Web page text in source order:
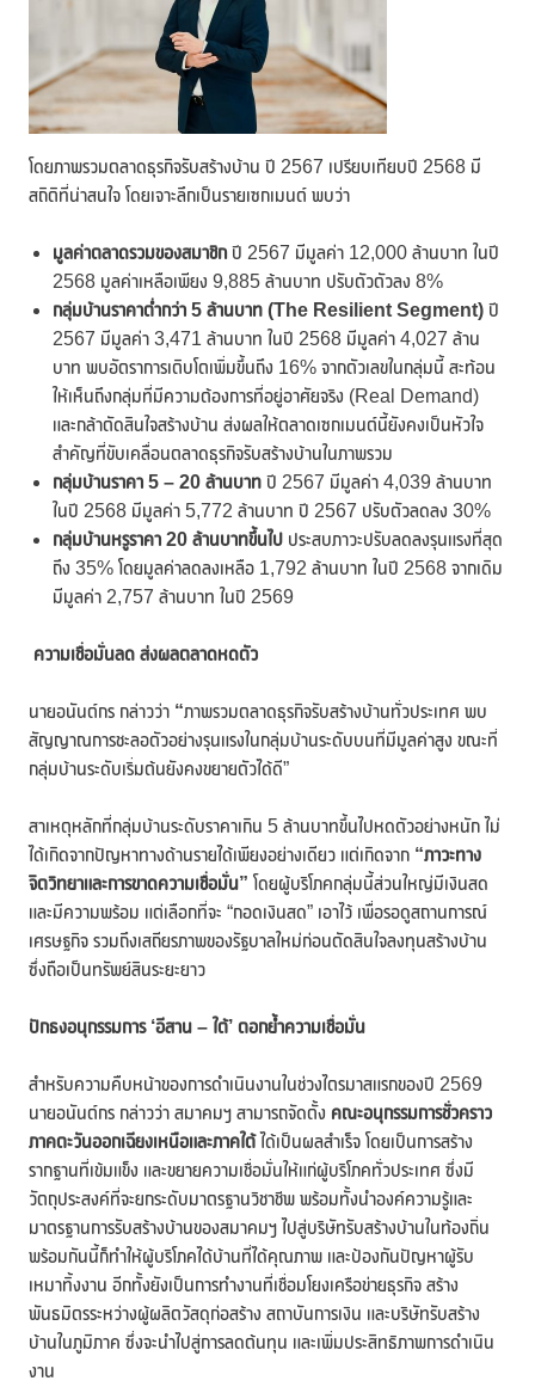
โดยภาพรวมตลาดธุรกิจรับสร้างบ้าน ปี 2567 เปรียบเทียบปี 2568 มี
สถิติที่น่าสนใจ โดยเจาะลึกเป็นรายเซกเมนต์ พบว่า
มูลค่าตลาดรวมของสมาชิกปี 2567 มีมูลค่า 12,000 ล้านบาท ในปี
2568 มูลค่าเหลือเพียง 9,885 ล้านบาท ปรับตัวตัวลง 8%
กลุ่มบ้านราคาต่ำกว่า 5 ล้านบาท (The Resilient Segment) ปี
2567 มีมูลค่า 3,471 ล้านบาท ในปี 2568 มีมูลค่า 4,027 ล้าน
บาท พบอัตราการเติบโตเพิ่มขึ้นถึง 16% จากตัวเลขในกลุ่มนี้ สะท้อน
ให้เห็นถึงกลุ่มที่มีความต้องการที่อยู่อาศัยจริง (Real Demand)
และกล้าตัดสินใจสร้างบ้าน ส่งผลให้ตลาดเซกเมนต์นี้ยังคงเป็นหัวใจ
สำคัญที่ขับเคลื่อนตลาดธุรกิจรับสร้างบ้านในภาพรวม
กลุ่มบ้านราคา 5 – 20 ล้านบาท ปี 2567 มีมูลค่า 4,039 ล้านบาท
ในปี 2568 มีมูลค่า 5,772 ล้านบาท ปี 2567 ปรับตัวลดลง 30%
กลุ่มบ้านหรูราคา 20 ล้านบาทขึ้นไป ประสบภาวะปรับลดลงรุนแรงที่สุด
ถึง 35% โดยมูลค่าลดลงเหลือ 1,792 ล้านบาท ในปี 2568 จากเดิม
มีมูลค่า 2,757 ล้านบาท ในปี 2569
ความเชื่อมั่นลด ส่งผลตลาดหดตัว
นายอนันต์กร กล่าวว่า “ภาพรวมตลาดธุรกิจรับสร้างบ้านทั่วประเทศ พบ
สัญญาณการชะลอตัวอย่างรุนแรงในกลุ่มบ้านระดับบนที่มีมูลค่าสูง ขณะที่
กลุ่มบ้านระดับเริ่มต้นยังคงขยายตัวได้ดี”
สาเหตุหลักที่กลุ่มบ้านระดับราคาเกิน 5 ล้านบาทขึ้นไปหดตัวอย่างหนัก ไม่
ได้เกิดจากปัญหาทางด้านรายได้เพียงอย่างเดียว แต่เกิดจาก “ภาวะทาง
จิตวิทยาและการขาดความเชื่อมั่น” โดยผู้บริโภคกลุ่มนี้ส่วนใหญ่มีเงินสด
และมีความพร้อม แต่เลือกที่จะ “กอดเงินสด” เอาไว้ เพื่อรอดูสถานการณ์
เศรษฐกิจ รวมถึงเสถียรภาพของรัฐบาลใหม่ก่อนตัดสินใจลงทุนสร้างบ้าน
ซึ่งถือเป็นทรัพย์สินระยะยาว
ปักธงอนุกรรมการ‘อีสาน – ใต้’ ตอกย้ำความเชื่อมั่น
สำหรับความคืบหน้าของการดำเนินงานในช่วงไตรมาสแรกของปี 2569
นายอนันต์กร กล่าวว่า สมาคมฯ สามารถจัดตั้ง คณะอนุกรรมการชั่วคราว
ภาคตะวันออกเฉียงเหนือและภาคใต้ได้เป็นผลสำเร็จ โดยเป็นการสร้าง
รากฐานที่เข้มแข็ง และขยายความเชื่อมั่นให้แก่ผู้บริโภคทั่วประเทศ ซึ่งมี
วัตถุประสงค์ที่จะยกระดับมาตรฐานวิชาชีพ พร้อมทั้งนำองค์ความรู้และ
มาตรฐานการรับสร้างบ้านของสมาคมฯ ไปสู่บริษัทรับสร้างบ้านในท้องถิ่น
พร้อมกันนี้ก็ทำให้ผู้บริโภคได้บ้านที่ได้คุณภาพ และป้องกันปัญหาผู้รับ
เหมาทิ้งงาน อีกทั้งยังเป็นการทำงานที่เชื่อมโยงเครือข่ายธุรกิจ สร้าง
พันธมิตรระหว่างผู้ผลิตวัสดุก่อสร้าง สถาบันการเงิน และบริษัทรับสร้าง
บ้านในภูมิภาค ซึ่งจะนำไปสู่การลดต้นทุน และเพิ่มประสิทธิภาพการดำเนิน
งาน